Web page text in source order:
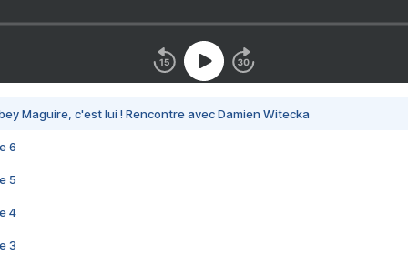
Maguire, c'est lui ! Rencontre avec Damien Witecka
6
5
4
3